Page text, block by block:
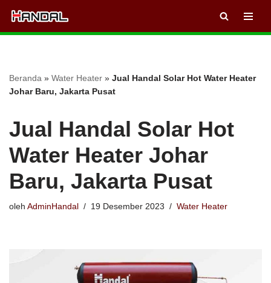
Lompat
Beranda » Water Heater » Jual Handal Solar Hot Water Heater
Johar Baru, Jakarta Pusat
Jual Handal Solar Hot
Water Heater Johar
Baru, Jakarta Pusat
oleh AdminHandal 19 Desember 2023 Water Heater